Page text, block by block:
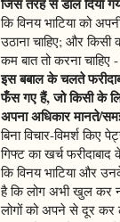
कि विनय भाटिया को
उठाना चाहिए; और
कम बात तो करना चाहिए
इस बबाल के चलते
फँस गए हैं, जो किसी के
अपना अधिकार मानते/
बिना विचार-विमर्श
गिफ्ट का खर्च
कि विनय भाटिया और
है कि लोग अभी खुल कर न
लोगों को अपने से दूर कर